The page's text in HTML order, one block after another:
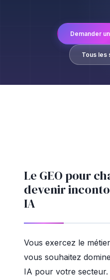
Demander
Tous les
Le GEO pour
devenir
IA
Vous exercez le
vous souhaitez
IA pour votre